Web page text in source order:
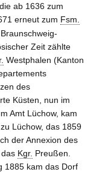
ab 1636 zum
erneut zum Fsm.
Braunschweig-
Zeit zählte
Westphalen (Kanton
des
Küsten, nun im
Amt Lüchow, kam
Lüchow, das 1859
der Annexion des
Kgr. Preußen.
1885 kam das Dorf